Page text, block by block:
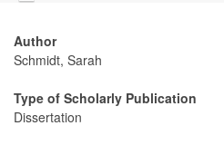
Author
Schmidt, Sarah
Type of Scholarly Publication
Dissertation